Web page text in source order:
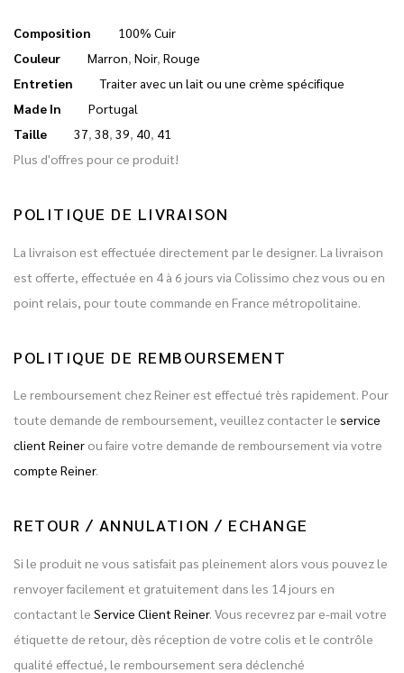
Composition
100% Cuir
Couleur
Marron, Noir, Rouge
Entretien
Traiter avec un lait ou une crème spécifique
Made In
Portugal
Taille
37, 38, 39, 40, 41
Plus d'offres pour ce produit!
POLITIQUE DE LIVRAISON
La livraison est effectuée directement par le designer. La livraison
est offerte, effectuée en 4 à 6 jours via Colissimo chez vous ou en
point relais, pour toute commande en France métropolitaine.
POLITIQUE DE REMBOURSEMENT
Le remboursement chez Reiner est effectué très rapidement. Pour
toute demande de remboursement, veuillez contacter le service
client Reiner ou faire votre demande de remboursement via votre
compte Reiner.
RETOUR / ANNULATION / ECHANGE
Si le produit ne vous satisfait pas pleinement alors vous pouvez le
renvoyer facilement et gratuitement dans les 14 jours en
contactant le Service Client Reiner. Vous recevrez par e-mail votre
étiquette de retour, dès réception de votre colis et le contrôle
qualité effectué, le remboursement sera déclenché